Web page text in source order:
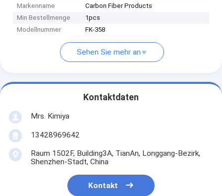
Markenname
Carbon Fiber Products
Min Bestellmenge
1pcs
Modellnummer
FK-358
Sehen Sie mehr an
Kontaktdaten
Mrs. Kimiya
13428969642
Raum 1502F, Building3A, TianAn, Longgang-Bezirk,
Shenzhen-Stadt, China
Kontakt